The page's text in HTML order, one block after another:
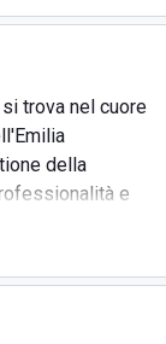
si trova nel cuore
della
e
garantire